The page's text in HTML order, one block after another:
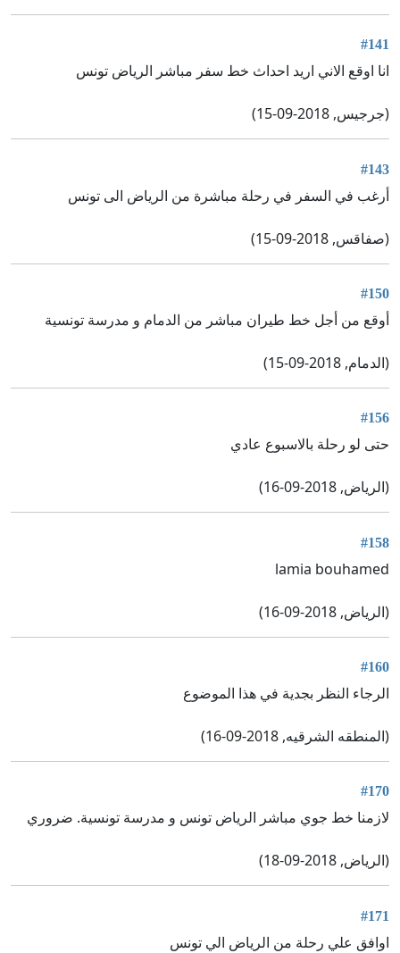
#141
انا اوقع الاني اريد احداث خط سفر مباشر الرياض تونس
(جرجيس, 2018-09-15)
#143
أرغب في السفر في رحلة مباشرة من الرياض الى تونس
(صفاقس, 2018-09-15)
#150
أوقع من أجل خط طيران مباشر من الدمام و مدرسة تونسية
(الدمام, 2018-09-15)
#156
حتى لو رحلة بالاسبوع عادي
(الرياض, 2018-09-16)
#158
lamia bouhamed
(الرياض, 2018-09-16)
#160
الرجاء النظر بجدية في هذا الموضوع
(المنطقه الشرقيه, 2018-09-16)
#170
لازمنا خط جوي مباشر الرياض تونس و مدرسة تونسية. ضروري
(الرياض, 2018-09-18)
#171
اوافق علي رحلة من الرياض الي تونس